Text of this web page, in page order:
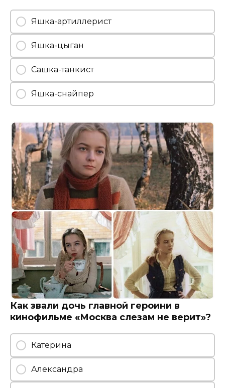
Яшка-артиллерист
Яшка-цыган
Сашка-танкист
Яшка-снайпер
Как звали дочь главной героини в
кинофильме «Москва слезам не верит»?
Катерина
Александра